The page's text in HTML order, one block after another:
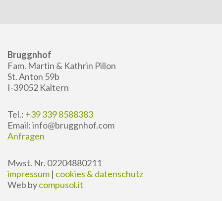
Bruggnhof
Fam. Martin & Kathrin Pillon
St. Anton 59b
I-39052 Kaltern
Tel.: +39 339 8588383
Email: info@bruggnhof.com
Anfragen
Mwst. Nr. 02204880211
impressum | cookies & datenschutz
Web bycompusol.it